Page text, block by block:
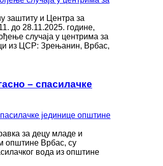
заштиту и Центра за
до 28.11.2025. године,
случаја у центрима за
из ЦСР: Зрењанин, Врбас,
– спасилачке
за децу младе и
општине Врбас, су
вода из општине